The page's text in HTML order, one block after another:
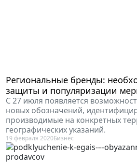
Региональные бренды:
защиты и популяризации
С 27 июля появляется
новых обозначений,
производимые на конкретных
географических указаний.
19 февраля 2020Бизнес